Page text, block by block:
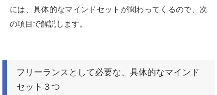
には、具体的なマインドセットが関わってくるので、次
の項目で解説します。
フリーランスとして必要な、具体的なマインド
セット３つ